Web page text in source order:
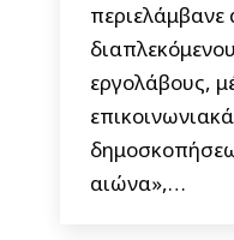
εργολάβους,
αιώνα»,…